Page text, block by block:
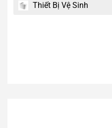
Thiết Bị Vệ Sinh